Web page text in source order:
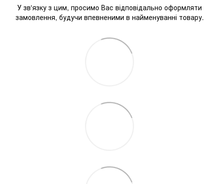
У зв'язку з цим, просимо Вас відповідально оформляти
замовлення, будучи впевненими в найменуванні товару.